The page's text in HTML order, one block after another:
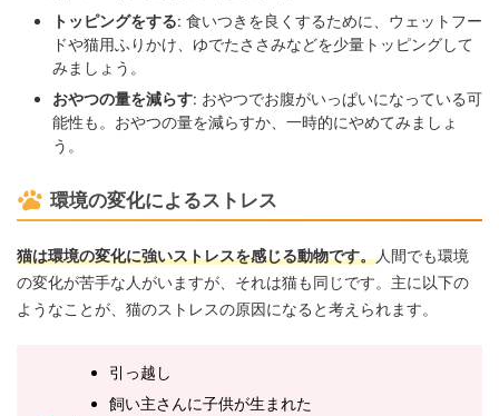
トッピングをする: 食いつきを良くするために、ウェットフー
ドや猫用ふりかけ、ゆでたささみなどを少量トッピングして
みましょう。
おやつの量を減らす: おやつでお腹がいっぱいになっている可
能性も。おやつの量を減らすか、一時的にやめてみましょ
う。
環境の変化によるストレス
猫は環境の変化に強いストレスを感じる動物です。人間でも環境
の変化が苦手な人がいますが、それは猫も同じです。主に以下の
ようなことが、猫のストレスの原因になると考えられます。
引っ越し
飼い主さんに子供が生まれた